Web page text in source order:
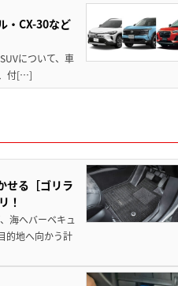
・CX-30など
について、車
付[…]
せる［ゴリラ
！
海へバーベキュ
的地へ向かう計